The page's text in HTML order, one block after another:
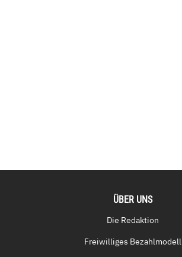
ÜBER UNS
Die Redaktion
Freiwilliges Bezahlmodell